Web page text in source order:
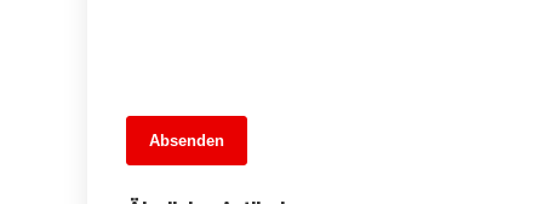
Absenden
13. Juni 2026